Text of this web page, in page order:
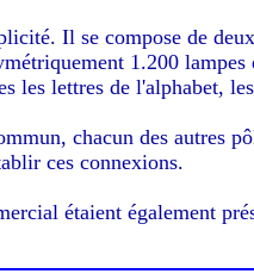
Il se compose de
1.200
les lettres de l'alphabet,
chacun des autres
ces connexions.
étaient également